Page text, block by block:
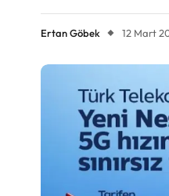
Ertan Göbek 12 Mart